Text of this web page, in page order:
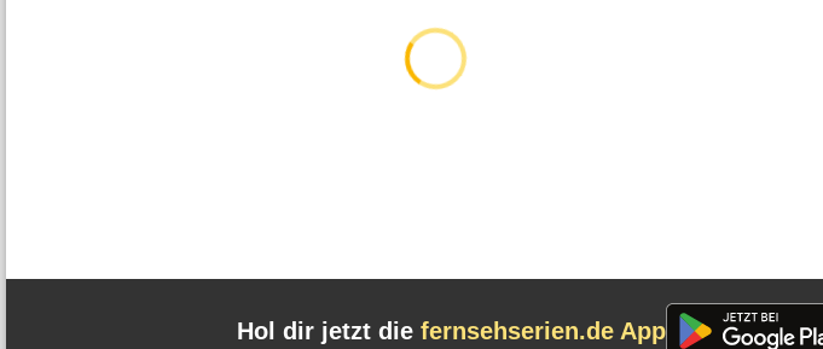
Hol dir jetzt die fernsehserien.de App